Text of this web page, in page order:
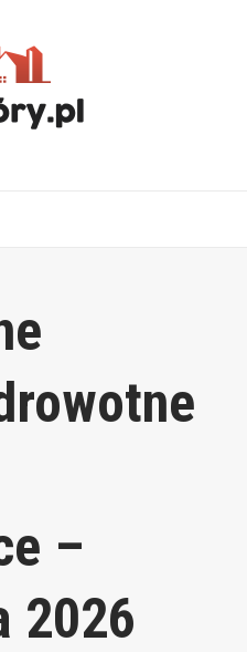
–
2026